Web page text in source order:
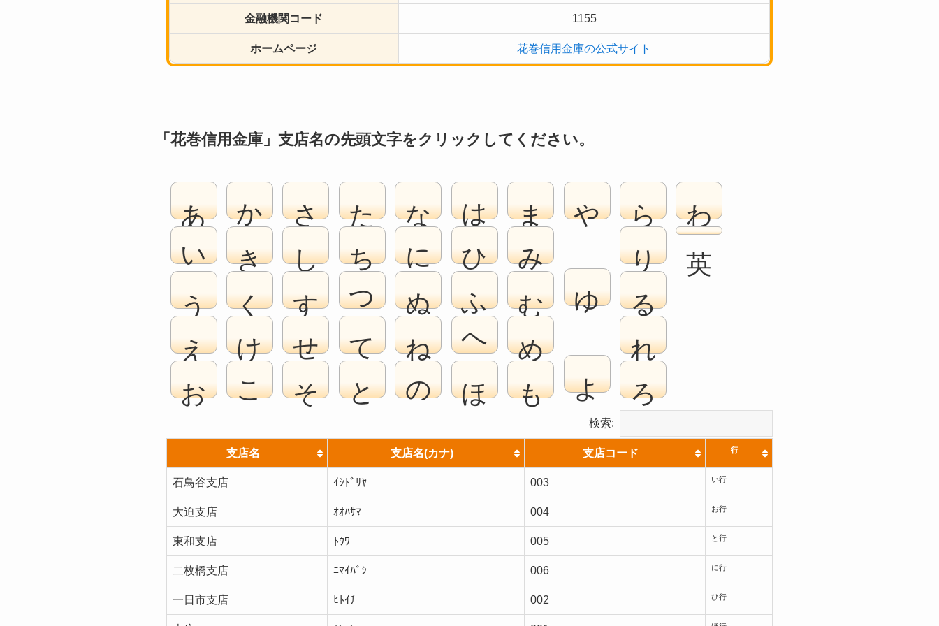
金融機関コード 1155
ホームページ 花巻信用金庫の公式サイト
「花巻信用金庫」支店名の先頭文字をクリックしてください。
あ
い
う
え
お
か
き
く
け
こ
さ
し
す
せ
そ
た
ち
つ
て
と
な
に
ぬ
ね
の
は
ひ
ふ
へ
ほ
ま
み
む
め
も
や
ゆ
よ
ら
り
る
れ
ろ
わ
検索:
支店名 支店名(カナ) 支店コード 行
石鳥谷支店 ｲｼﾄﾞﾘﾔ 003 い行
大迫支店 ｵｵﾊｻﾏ 004 お行
東和支店 ﾄｳﾜ 005 と行
二枚橋支店 ﾆﾏｲﾊﾞｼ 006 に行
一日市支店 ﾋﾄｲﾁ 002 ひ行